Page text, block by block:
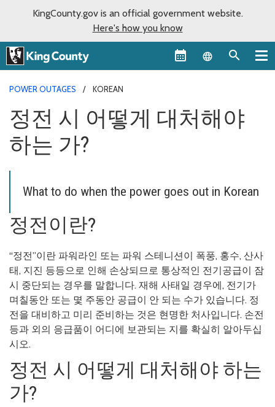
KingCounty.gov is an official government website.
Here's how you know
Language
POWER OUTAGES KOREAN
정전 시 어떻게 대처해야
하는 가?
What to do when the power goes out in Korean
정전이란?
“정전”이란 파워라인 또는 파워 스테니션이 폭풍, 홍수, 산사
태, 지진 등등으로 인해 손상되므로 통상적인 전기공급이 잠
시 중단되는 경우를 말합니다. 재해 사태일 경우에, 전기가
며칠동안 또는 몇 주동안 공급이 안 되는 수가 있습니다. 정
전을 대비하고 미리 준비하는 것은 현명한 처사입니다. 손전
등과 외의 응급품이 어디에 보관되는 지를 확실히 알아두십
시오.
정전 시 어떻게 대처해야 하는
가?